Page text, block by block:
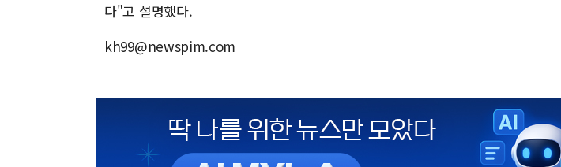
다"고 설명했다.
kh99@newspim.com